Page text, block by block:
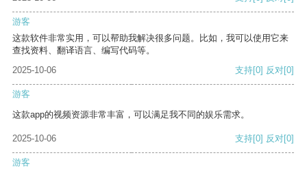
游客
这款软件非常实用，可以帮助我解决很多问题。比如，我可以使用它来
查找资料、翻译语言、编写代码等。
2025-10-06
支持[0] 反对[0]
游客
这款app的视频资源非常丰富，可以满足我不同的娱乐需求。
2025-10-06 支持[0] 反对[0]
游客